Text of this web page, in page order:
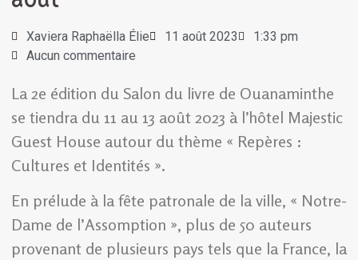
Xaviera Raphaëlla Élie 11 août 2023
1:33 pm
Aucun commentaire
La 2e édition du Salon du livre de Ouanaminthe
se tiendra du 11 au 13 août 2023 à l’hôtel Majestic
Guest House autour du thème « Repères :
Cultures et Identités ».
En prélude à la fête patronale de la ville, « Notre-
Dame de l’Assomption », plus de 50 auteurs
provenant de plusieurs pays tels que la France, la